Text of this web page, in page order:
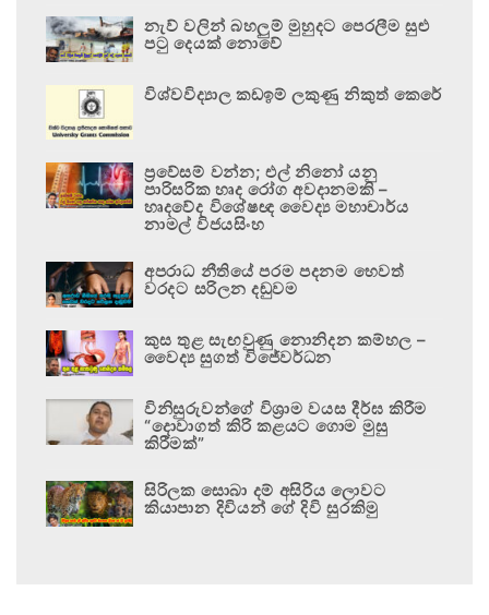
නැව් වලින් බහලුම් මුහුදට පෙරලීම සුළු
පටු දෙයක් නොවේ
විශ්වවිද්‍යාල කඩඉම් ලකුණු නිකුත් කෙරේ
ප්‍රවේසම් වන්න; එල් නිනෝ යනු
පාරිසරික හෘද රෝග අවදානමකි –
හෘදවේද විශේෂඥ වෛද්‍ය මහාචාර්ය
නාමල් විජයසිංහ
අපරාධ නීතියේ පරම පදනම හෙවත්
වරදට සරිලන දඬුවම
කුස තුළ සැඟවුණු නොනිදන කම්හල –
වෛද්‍ය සුගත් විජේවර්ධන
විනිසුරුවන්ගේ විශ්‍රාම වයස දීර්ඝ කිරීම
“දොවාගත් කිරි කළයට ගොම මුසු
කිරීමක්”
සිරිලක සොබා දම් අසිරිය ලොවට
කියාපාන දිවියන් ගේ දිවි සුරකිමු